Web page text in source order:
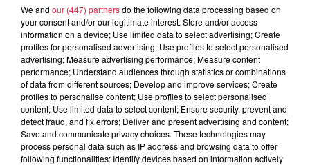
6 août 2026
Au zoo de Mulhouse : rencontre
avec les flamants rouges
We and our (447) partnersdo the following data processing based on
your consent and/or our legitimate interest: Store and/or access
information on a device; Use limited data to select advertising; Create
profiles for personalised advertising; Use profiles to select personalised
advertising; Measure advertising performance; Measure content
performance; Understand audiences through statistics or combinations
of data from different sources; Develop and improve services; Create
profiles to personalise content; Use profiles to select personalised
content; Use limited data to select content; Ensure security, prevent and
detect fraud, and fix errors; Deliver and present advertising and content;
Save and communicate privacy choices. These technologies may
process personal data such as IP address and browsing data to offer
following functionalities: Identify devices based on information actively